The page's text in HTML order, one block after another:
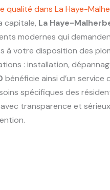
qualité dans La Haye-
capitale, La Haye-
modernes qui
à votre disposition des
: installation,
bénéficie ainsi d’un
spécifiques des
transparence et